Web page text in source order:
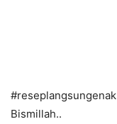
#reseplangsungenak
Bismillah..